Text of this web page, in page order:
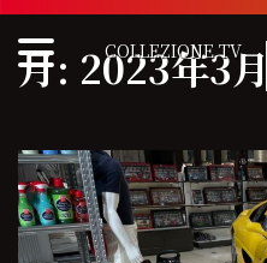
Skip
content
COLLEZIONE TV
月: 2023年3月